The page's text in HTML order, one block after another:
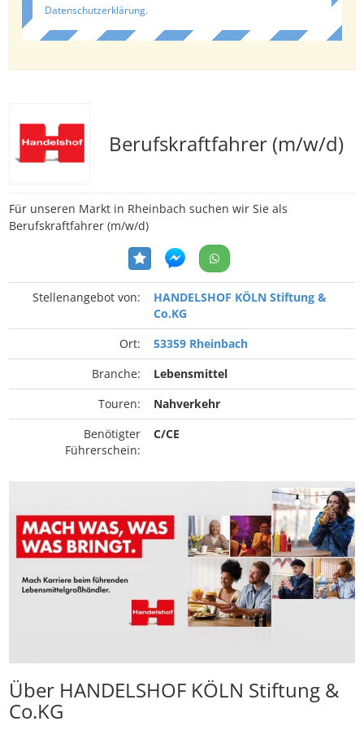
Datenschutzerklärung.
Berufskraftfahrer (m/w/d)
Für unseren Markt in Rheinbach suchen wir Sie als
Berufskraftfahrer (m/w/d)
Stellenangebot von:
HANDELSHOF KÖLN Stiftung &
Co.KG
Ort:
53359 Rheinbach
Branche:
Lebensmittel
Touren:
Nahverkehr
Benötigter
Führerschein:
C/CE
Über HANDELSHOF KÖLN Stiftung &
Co.KG